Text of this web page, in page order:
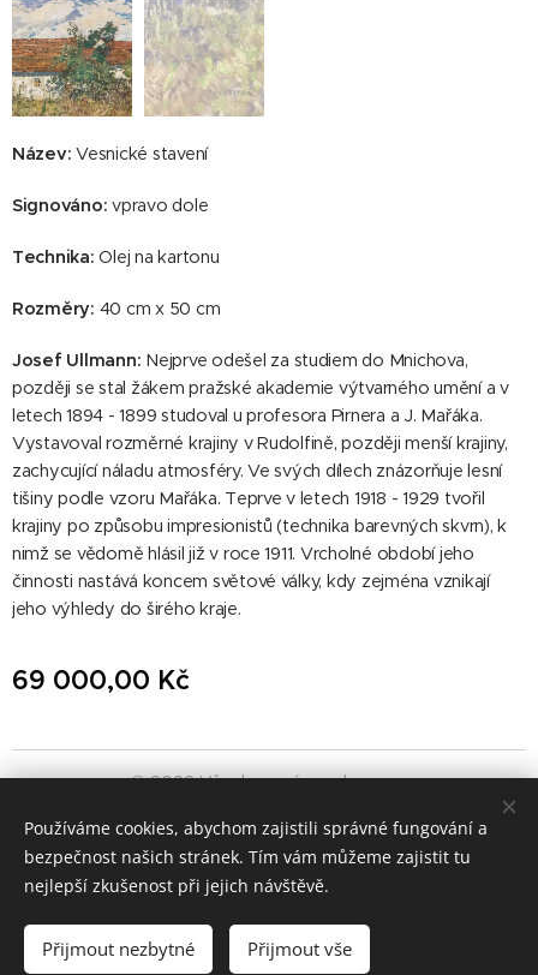
Název: Vesnické stavení
Signováno: vpravo dole
Technika: Olej na kartonu
Rozměry: 40 cm x 50 cm
Josef Ullmann: Nejprve odešel za studiem do Mnichova,
později se stal žákem pražské akademie výtvarného umění a v
letech 1894 - 1899 studoval u profesora Pirnera a J. Mařáka.
Vystavoval rozměrné krajiny v Rudolfině, později menší krajiny,
zachycující náladu atmosféry. Ve svých dílech znázorňuje lesní
tišiny podle vzoru Mařáka. Teprve v letech 1918 - 1929 tvořil
krajiny po způsobu impresionistů (technika barevných skvrn), k
nimž se vědomě hlásil již v roce 1911. Vrcholné období jeho
činnosti nastává koncem světové války, kdy zejména vznikají
jeho výhledy do širého kraje.
69 000,00 Kč
Do košíku
© 2022 Všechna práva vyhrazena
GALERIEVINOHRADSKA.CZ
Cookies
Používáme cookies, abychom zajistili správné fungování a
bezpečnost našich stránek. Tím vám můžeme zajistit tu
nejlepší zkušenost při jejich návštěvě.
Přijmout nezbytné Přijmout vše